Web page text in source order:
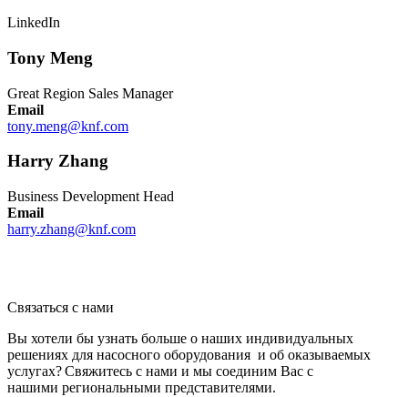
LinkedIn
Tony Meng
Great Region Sales Manager
Email
tony.meng@knf.com
Harry Zhang
Business Development Head
Email
harry.zhang@knf.com
Связаться с нами
Вы хотели бы узнать больше о наших индивидуальных
решениях для насосного оборудования и об оказываемых
услугах? Свяжитесь с нами и мы соединим Вас с
нашими региональными представителями.